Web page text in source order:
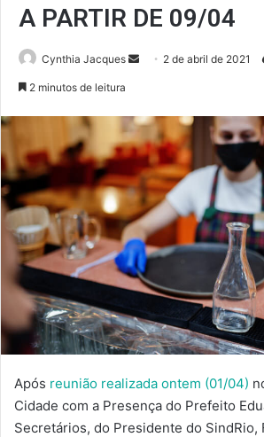
A PARTIR DE 09/04
Cynthia Jacques
Mande
mail
2 de abril de 2021
2 minutos de leitura
Após reunião realizada ontem (01/04)
Cidade com a Presença do Prefeito
Secretários, do Presidente do SindRio,